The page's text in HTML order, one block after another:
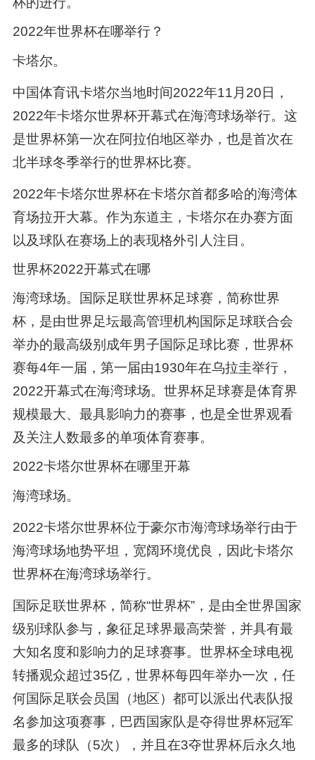
2022年世界杯在哪举行？
卡塔尔。
中国体育讯卡塔尔当地时间2022年11月20日，
2022年卡塔尔世界杯开幕式在海湾球场举行。这
是世界杯第一次在阿拉伯地区举办，也是首次在
北半球冬季举行的世界杯比赛。
2022年卡塔尔世界杯在卡塔尔首都多哈的海湾体
育场拉开大幕。作为东道主，卡塔尔在办赛方面
以及球队在赛场上的表现格外引人注目。
世界杯2022开幕式在哪
海湾球场。国际足联世界杯足球赛，简称世界
杯，是由世界足坛最高管理机构国际足球联合会
举办的最高级别成年男子国际足球比赛，世界杯
赛每4年一届，第一届由1930年在乌拉圭举行，
2022开幕式在海湾球场。世界杯足球赛是体育界
规模最大、最具影响力的赛事，也是全世界观看
及关注人数最多的单项体育赛事。
2022卡塔尔世界杯在哪里开幕
海湾球场。
2022卡塔尔世界杯位于豪尔市海湾球场举行由于
海湾球场地势平坦，宽阔环境优良，因此卡塔尔
世界杯在海湾球场举行。
国际足联世界杯，简称“世界杯”，是由全世界国家
级别球队参与，象征足球界最高荣誉，并具有最
大知名度和影响力的足球赛事。世界杯全球电视
转播观众超过35亿，世界杯每四年举办一次，任
何国际足联会员国（地区）都可以派出代表队报
名参加这项赛事，巴西国家队是夺得世界杯冠军
最多的球队（5次），并且在3夺世界杯后永久地